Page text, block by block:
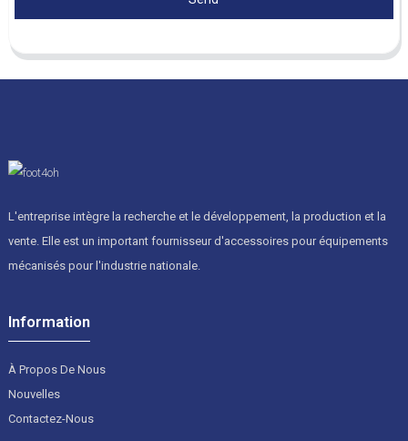
L'entreprise intègre la recherche et le développement, la production et la
vente. Elle est un important fournisseur d'accessoires pour équipements
mécanisés pour l'industrie nationale.
Information
À Propos De Nous
Nouvelles
Contactez-Nous